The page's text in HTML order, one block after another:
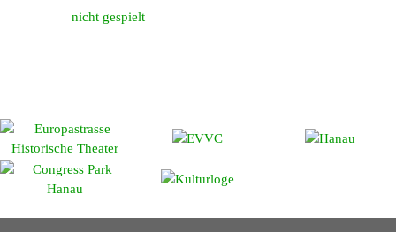
nicht gespielt